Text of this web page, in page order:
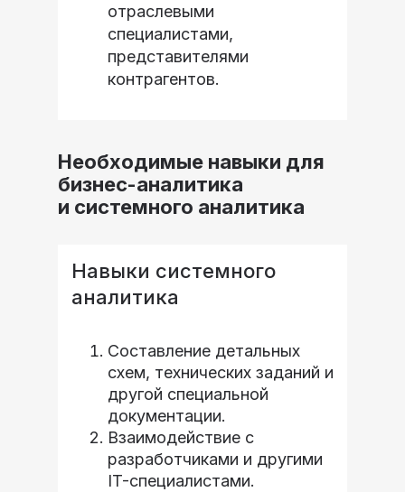
отраслевыми
специалистами,
представителями
контрагентов.
Необходимые навыки для
бизнес-аналитика
и системного аналитика
Навыки системного
аналитика
Составление детальных
схем, технических заданий и
другой специальной
документации.
Взаимодействие с
разработчиками и другими
IT-специалистами.